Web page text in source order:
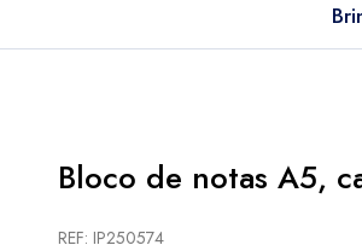
Bloco de notas A5,
REF: IP250574